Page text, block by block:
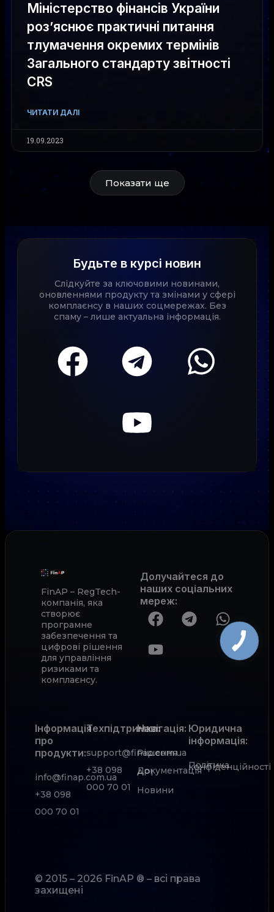
Міністерство фінансів України
роз’яснює практичні питання
тлумачення окремих термінів
Загального стандарту звітності
CRS
ЧИТАТИ ДАЛІ
19.09.2023
Показати ще
Будьте в курсі новин
Слідкуйте за ключовими новинами,
оновленнями продукту та змінами у сфері
комплаєнсу в наших соцмережах. Без
спаму – лише актуальна інформація.
FinAP – RegTech-
компанія, яка
створює
програмне
забезпечення та
цифрові рішення
для управління
ризиками та
комплаєнсу.
Долучайтеся до
наших соціальних
мереж:
Інформація
про
продукти:
info@finap.com.ua
+38 098
000 70 01
Техпідтримка:
support@finap.com.ua
+38 098
000 70 01
Рішення
Документація
АРІ
Новини
Навігація: Юридична
інформація:
Політика
конфіденційності
© 2015 – 2026 FinAP ® – всі права
захищені